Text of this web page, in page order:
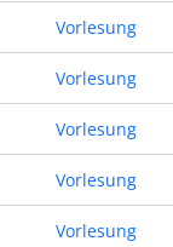
Vorlesung
Vorlesung
Vorlesung
Vorlesung
Vorlesung